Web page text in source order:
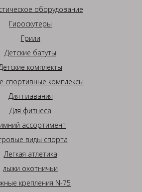
оборудование
Гироскутеры
Грили
Детские батуты
комплекты
спортивные комплексы
Для плавания
Для фитнеса
ассортимент
виды спорта
Легкая атлетика
лыжи охотничьи
крепления N-75